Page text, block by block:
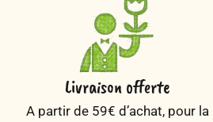
Livraison offerte
A partir de 59€ d’achat, pour la